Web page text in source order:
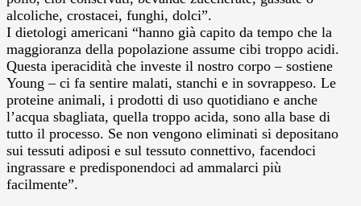
alcoliche, crostacei, funghi, dolci”.
I dietologi americani “hanno già capito da tempo che la
maggioranza della popolazione assume cibi troppo acidi.
Questa iperacidità che investe il nostro corpo – sostiene
Young – ci fa sentire malati, stanchi e in sovrappeso. Le
proteine animali, i prodotti di uso quotidiano e anche
l’acqua sbagliata, quella troppo acida, sono alla base di
tutto il processo. Se non vengono eliminati si depositano
sui tessuti adiposi e sul tessuto connettivo, facendoci
ingrassare e predisponendoci ad ammalarci più
facilmente”.